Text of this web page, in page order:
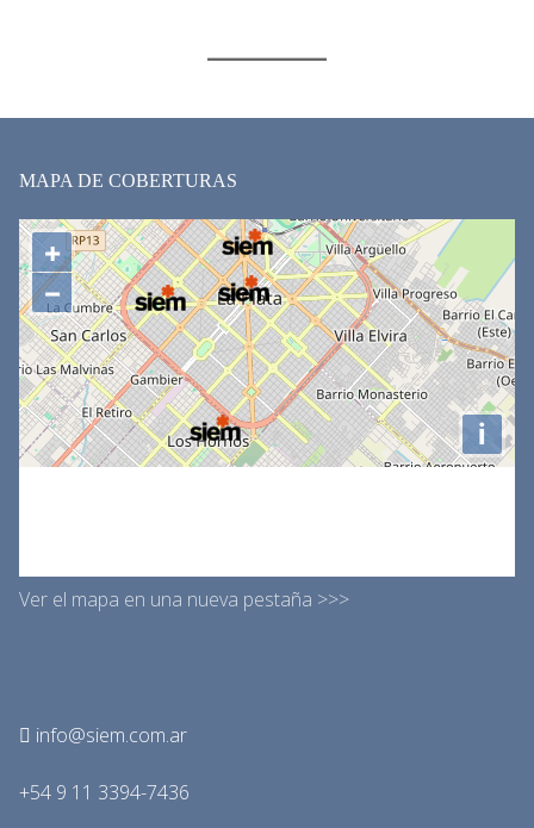
MAPA DE COBERTURAS
Ver el mapa en una nueva pestaña >>>
info@siem.com.ar
+54 9 11 3394-7436